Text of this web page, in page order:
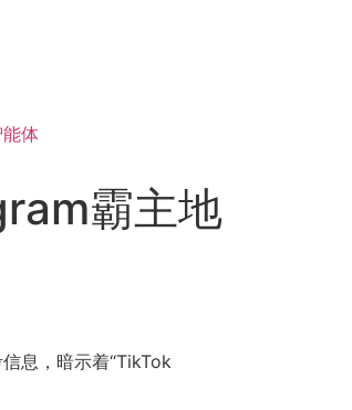
体
霸主地
息，暗示着“TikTok